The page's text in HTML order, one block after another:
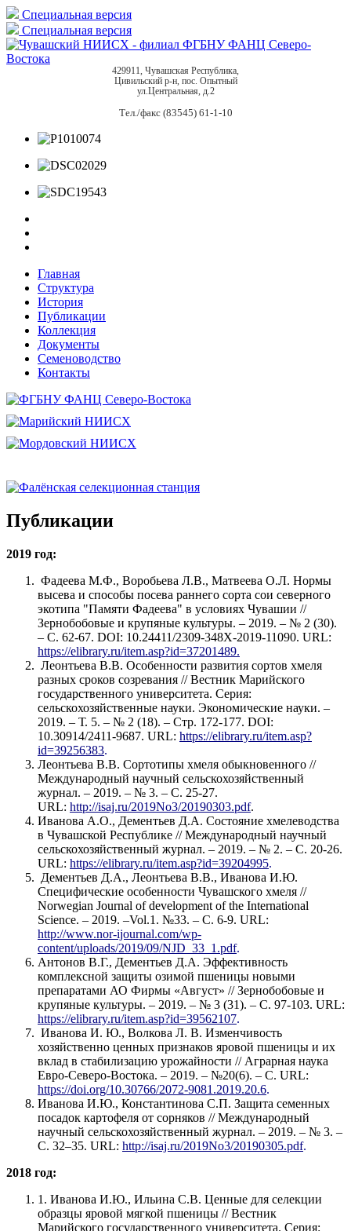
Специальная версия
Специальная версия
429911, Чувашская Республика,
Цивильский р-н, пос. Опытный
ул.Центральная, д.2
Тел./факс (83545) 61-1-10
Главная
Структура
История
Публикации
Коллекция
Документы
Семеноводство
Контакты
Публикации
2019 год:
Фадеева М.Ф., Воробьева Л.В., Матвеева О.Л. Нормы
высева и способы посева раннего сорта сои северного
экотипа "Памяти Фадеева" в условиях Чувашии //
Зернобобовые и крупяные культуры. – 2019. – № 2 (30).
– С. 62-67. DOI: 10.24411/2309-348Х-2019-11090. URL:
https://elibrary.ru/item.asp?id=37201489.
Леонтьева В.В. Особенности развития сортов хмеля
разных сроков созревания // Вестник Марийского
государственного университета. Серия:
сельскохозяйственные науки. Экономические науки. –
2019. – Т. 5. – № 2 (18). – Стр. 172-177. DOI:
10.30914/2411-9687. URL: https://elibrary.ru/item.asp?
id=39256383.
Леонтьева В.В. Сортотипы хмеля обыкновенного //
Международный научный сельскохозяйственный
журнал. – 2019. – № 3. – С. 25-27.
URL: http://isaj.ru/2019No3/20190303.pdf.
Иванова А.О., Дементьев Д.А. Состояние хмелеводства
в Чувашской Республике // Международный научный
сельскохозяйственный журнал. – 2019. – № 2. – С. 20-26.
URL: https://elibrary.ru/item.asp?id=39204995.
Дементьев Д.А., Леонтьева В.В., Иванова И.Ю.
Специфические особенности Чувашского хмеля //
Norwegian Journal of development of the International
Science. – 2019. –Vol.1. №33. – С. 6-9. URL:
http://www.nor-ijournal.com/wp-
content/uploads/2019/09/NJD_33_1.pdf.
Антонов В.Г., Дементьев Д.А. Эффективность
комплексной защиты озимой пшеницы новыми
препаратами АО Фирмы «Август» // Зернобобовые и
крупяные культуры. – 2019. – № 3 (31). – С. 97-103. URL:
https://elibrary.ru/item.asp?id=39562107.
Иванова И. Ю., Волкова Л. В. Изменчивость
хозяйственно ценных признаков яровой пшеницы и их
вклад в стабилизацию урожайности // Аграрная наука
Евро-Северо-Востока. – 2019. – №20(6). – С. URL:
https://doi.org/10.30766/2072-9081.2019.20.6.
Иванова И.Ю., Константинова С.П. Защита семенных
посадок картофеля от сорняков // Международный
научный сельскохозяйственный журнал. – 2019. – № 3. –
С. 32–35. URL: http://isaj.ru/2019No3/20190305.pdf.
2018 год:
1. Иванова И.Ю., Ильина С.В. Ценные для селекции
образцы яровой мягкой пшеницы // Вестник
Марийского государственного университета. Серия: